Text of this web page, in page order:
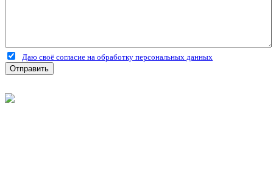
Даю своё согласие на обработку персональных данных
Отправить